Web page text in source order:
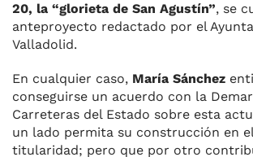
20, la “glorieta de San Agustín”, se
anteproyecto redactado por el
Valladolid.
En cualquier caso, María Sánchez
conseguirse un acuerdo con la
Carreteras del Estado sobre esta
un lado permita su construcción en
titularidad; pero que por otro